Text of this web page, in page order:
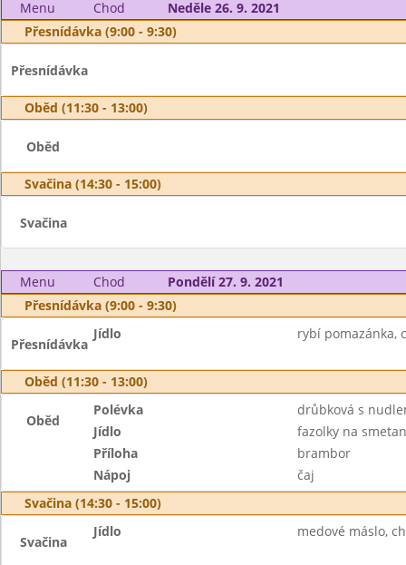
Menu Chod
Neděle 26. 9. 2021
Přesnídávka (9:00 - 9:30)
Přesnídávka
Oběd (11:30 - 13:00)
Oběd
Svačina (14:30 - 15:00)
Svačina
Menu Chod
Pondělí 27. 9. 2021
Přesnídávka (9:00 - 9:30)
Přesnídávka
Jídlo rybí pomazánka,
Oběd (11:30 - 13:00)
Oběd
Polévka
drůbková s
Jídlo
fazolky na
Příloha
brambor
Nápoj
čaj
Svačina (14:30 - 15:00)
Svačina
Jídlo medové máslo,